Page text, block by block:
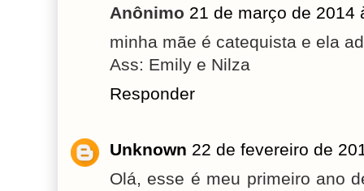
Anônimo 21 de março de 2014
minha mãe é catequista e ela
Ass: Emily e Nilza
Responder
Unknown 22 de fevereiro de
Olá, esse é meu primeiro ano